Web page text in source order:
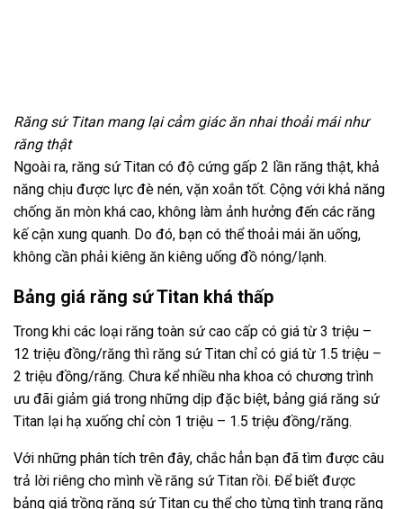
Răng sứ Titan mang lại cảm giác ăn nhai thoải mái như
răng thật
Ngoài ra, răng sứ Titan có độ cứng gấp 2 lần răng thật, khả
năng chịu được lực đè nén, vặn xoắn tốt. Cộng với khả năng
chống ăn mòn khá cao, không làm ảnh hưởng đến các răng
kế cận xung quanh. Do đó, bạn có thể thoải mái ăn uống,
không cần phải kiêng ăn kiêng uống đồ nóng/lạnh.
Bảng giá răng sứ Titan khá thấp
Trong khi các loại răng toàn sứ cao cấp có giá từ 3 triệu –
12 triệu đồng/răng thì răng sứ Titan chỉ có giá từ 1.5 triệu –
2 triệu đồng/răng. Chưa kể nhiều nha khoa có chương trình
ưu đãi giảm giá trong những dịp đặc biệt, bảng giá răng sứ
Titan lại hạ xuống chỉ còn 1 triệu – 1.5 triệu đồng/răng.
Với những phân tích trên đây, chắc hẳn bạn đã tìm được câu
trả lời riêng cho mình về răng sứ Titan rồi. Để biết được
bảng giá trồng răng sứ Titan cụ thể cho từng tình trạng răng